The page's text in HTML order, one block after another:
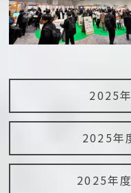
2025
2025年
2025年